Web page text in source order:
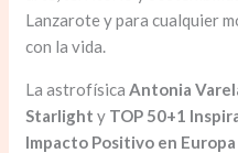
Lanzarote y para cualquier
con la vida.
La astrofísicaAntonia
Starlight y TOP 50+1
Impacto Positivo en